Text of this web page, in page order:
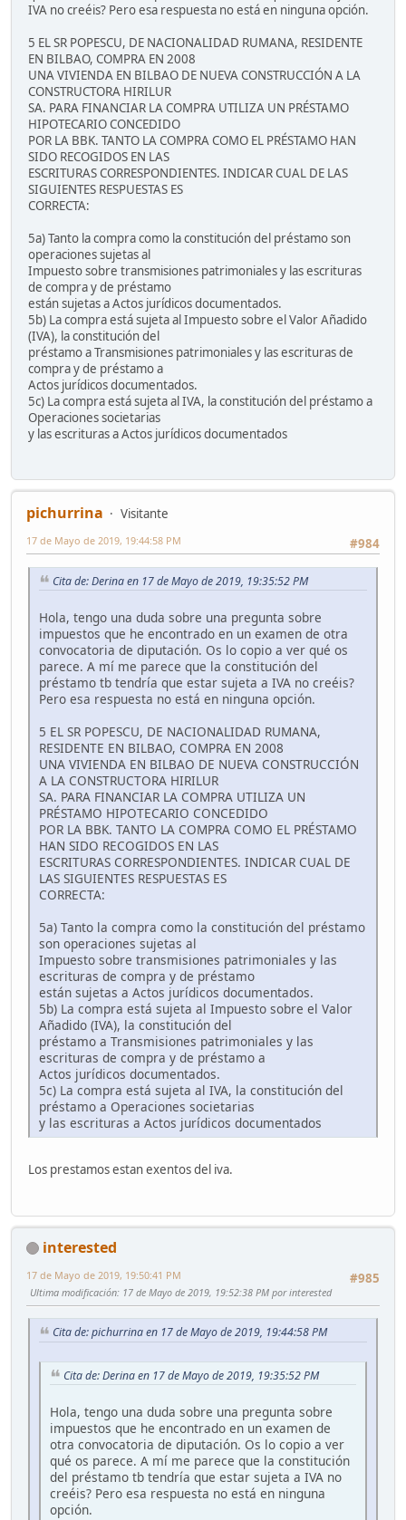
IVA no creéis? Pero esa respuesta no está en ninguna opción.
5 EL SR POPESCU, DE NACIONALIDAD RUMANA, RESIDENTE
EN BILBAO, COMPRA EN 2008
UNA VIVIENDA EN BILBAO DE NUEVA CONSTRUCCIÓN A LA
CONSTRUCTORA HIRILUR
SA. PARA FINANCIAR LA COMPRA UTILIZA UN PRÉSTAMO
HIPOTECARIO CONCEDIDO
POR LA BBK. TANTO LA COMPRA COMO EL PRÉSTAMO HAN
SIDO RECOGIDOS EN LAS
ESCRITURAS CORRESPONDIENTES. INDICAR CUAL DE LAS
SIGUIENTES RESPUESTAS ES
CORRECTA:
5a) Tanto la compra como la constitución del préstamo son
operaciones sujetas al
Impuesto sobre transmisiones patrimoniales y las escrituras
de compra y de préstamo
están sujetas a Actos jurídicos documentados.
5b) La compra está sujeta al Impuesto sobre el Valor Añadido
(IVA), la constitución del
préstamo a Transmisiones patrimoniales y las escrituras de
compra y de préstamo a
Actos jurídicos documentados.
5c) La compra está sujeta al IVA, la constitución del préstamo a
Operaciones societarias
y las escrituras a Actos jurídicos documentados
pichurrina
Visitante
#984
17 de Mayo de 2019, 19:44:58 PM
Cita de: Derina en 17 de Mayo de 2019, 19:35:52 PM
Hola, tengo una duda sobre una pregunta sobre
impuestos que he encontrado en un examen de otra
convocatoria de diputación. Os lo copio a ver qué os
parece. A mí me parece que la constitución del
préstamo tb tendría que estar sujeta a IVA no creéis?
Pero esa respuesta no está en ninguna opción.
5 EL SR POPESCU, DE NACIONALIDAD RUMANA,
RESIDENTE EN BILBAO, COMPRA EN 2008
UNA VIVIENDA EN BILBAO DE NUEVA CONSTRUCCIÓN
A LA CONSTRUCTORA HIRILUR
SA. PARA FINANCIAR LA COMPRA UTILIZA UN
PRÉSTAMO HIPOTECARIO CONCEDIDO
POR LA BBK. TANTO LA COMPRA COMO EL PRÉSTAMO
HAN SIDO RECOGIDOS EN LAS
ESCRITURAS CORRESPONDIENTES. INDICAR CUAL DE
LAS SIGUIENTES RESPUESTAS ES
CORRECTA:
5a) Tanto la compra como la constitución del préstamo
son operaciones sujetas al
Impuesto sobre transmisiones patrimoniales y las
escrituras de compra y de préstamo
están sujetas a Actos jurídicos documentados.
5b) La compra está sujeta al Impuesto sobre el Valor
Añadido (IVA), la constitución del
préstamo a Transmisiones patrimoniales y las
escrituras de compra y de préstamo a
Actos jurídicos documentados.
5c) La compra está sujeta al IVA, la constitución del
préstamo a Operaciones societarias
y las escrituras a Actos jurídicos documentados
Los prestamos estan exentos del iva.
interested
#985
17 de Mayo de 2019, 19:50:41 PM
Ultima modificación: 17 de Mayo de 2019, 19:52:38 PM por interested
Cita de: pichurrina en 17 de Mayo de 2019, 19:44:58 PM
Cita de: Derina en 17 de Mayo de 2019, 19:35:52 PM
Hola, tengo una duda sobre una pregunta sobre
impuestos que he encontrado en un examen de
otra convocatoria de diputación. Os lo copio a ver
qué os parece. A mí me parece que la constitución
del préstamo tb tendría que estar sujeta a IVA no
creéis? Pero esa respuesta no está en ninguna
opción.